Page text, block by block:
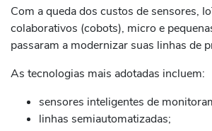
Com a queda dos custos de sensores,
colaborativos (cobots), micro e
passaram a modernizar suas linhas de
As tecnologias mais adotadas incluem:
sensores inteligentes de
linhas semiautomatizadas;